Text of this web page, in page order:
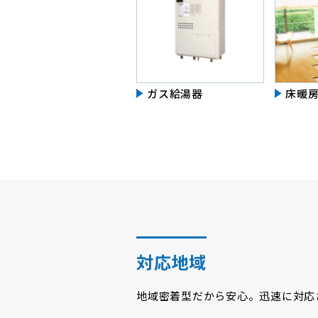
ガス給湯器 床暖
対応地域
地域密着型だから安心。迅速に対